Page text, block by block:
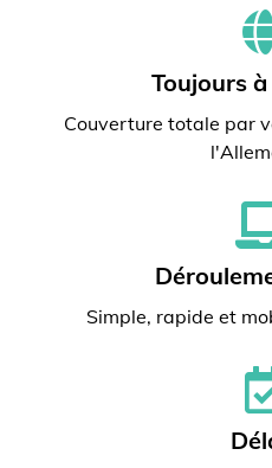
Toujours
Couverture totale par
Simple, rapide et